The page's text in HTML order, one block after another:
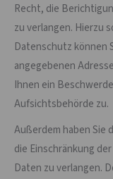
Recht, die
zu verlangen. Hierzu
Datenschutz können
angegebenen
Ihnen ein
Aufsichtsbehörde zu.
Außerdem haben Sie
die Einschränkung
Daten zu verlangen.